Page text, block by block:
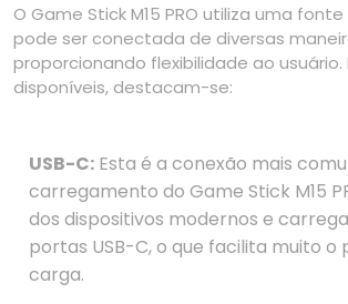
O Game Stick M15 PRO utiliza uma
pode ser conectada de diversas
proporcionando flexibilidade ao usuário.
disponíveis, destacam-se:
USB-C: Esta é a conexão mais
carregamento do Game Stick M15
dos dispositivos modernos e
portas USB-C, o que facilita muito o
carga.